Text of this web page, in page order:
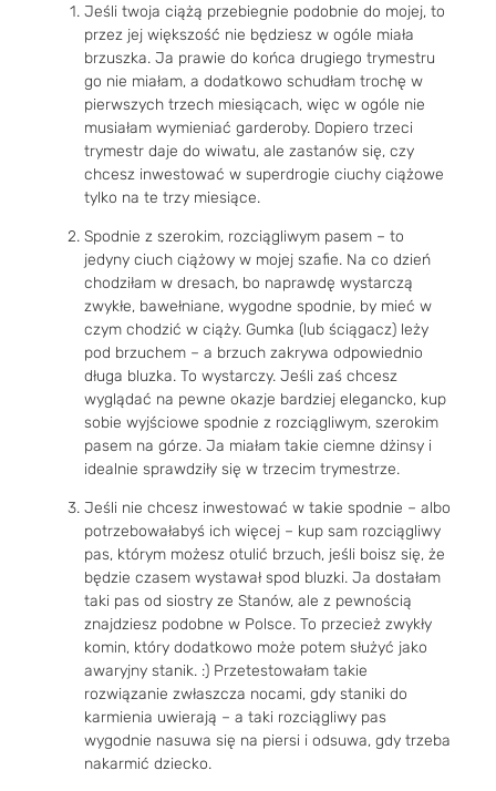
Jeśli twoja ciążą przebiegnie podobnie do mojej, to
przez jej większość nie będziesz w ogóle miała
brzuszka. Ja prawie do końca drugiego trymestru
go nie miałam, a dodatkowo schudłam trochę w
pierwszych trzech miesiącach, więc w ogóle nie
musiałam wymieniać garderoby. Dopiero trzeci
trymestr daje do wiwatu, ale zastanów się, czy
chcesz inwestować w superdrogie ciuchy ciążowe
tylko na te trzy miesiące.
Spodnie z szerokim, rozciągliwym pasem – to
jedyny ciuch ciążowy w mojej szafie. Na co dzień
chodziłam w dresach, bo naprawdę wystarczą
zwykłe, bawełniane, wygodne spodnie, by mieć w
czym chodzić w ciąży. Gumka (lub ściągacz) leży
pod brzuchem – a brzuch zakrywa odpowiednio
długa bluzka. To wystarczy. Jeśli zaś chcesz
wyglądać na pewne okazje bardziej elegancko, kup
sobie wyjściowe spodnie z rozciągliwym, szerokim
pasem na górze. Ja miałam takie ciemne dżinsy i
idealnie sprawdziły się w trzecim trymestrze.
Jeśli nie chcesz inwestować w takie spodnie – albo
potrzebowałabyś ich więcej – kup sam rozciągliwy
pas, którym możesz otulić brzuch, jeśli boisz się, że
będzie czasem wystawał spod bluzki. Ja dostałam
taki pas od siostry ze Stanów, ale z pewnością
znajdziesz podobne w Polsce. To przecież zwykły
komin, który dodatkowo może potem służyć jako
awaryjny stanik. :) Przetestowałam takie
rozwiązanie zwłaszcza nocami, gdy staniki do
karmienia uwierają – a taki rozciągliwy pas
wygodnie nasuwa się na piersi i odsuwa, gdy trzeba
nakarmić dziecko.